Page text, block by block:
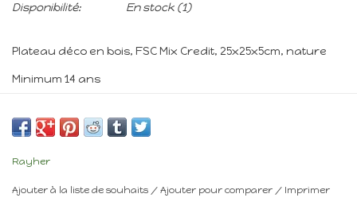
Disponibilité:
En stock (1)
Plateau déco en bois, FSC Mix Credit, 25x25x5cm, nature
Minimum 14 ans
Rayher
Ajouter à la liste de souhaits / Ajouter pour comparer / Imprimer